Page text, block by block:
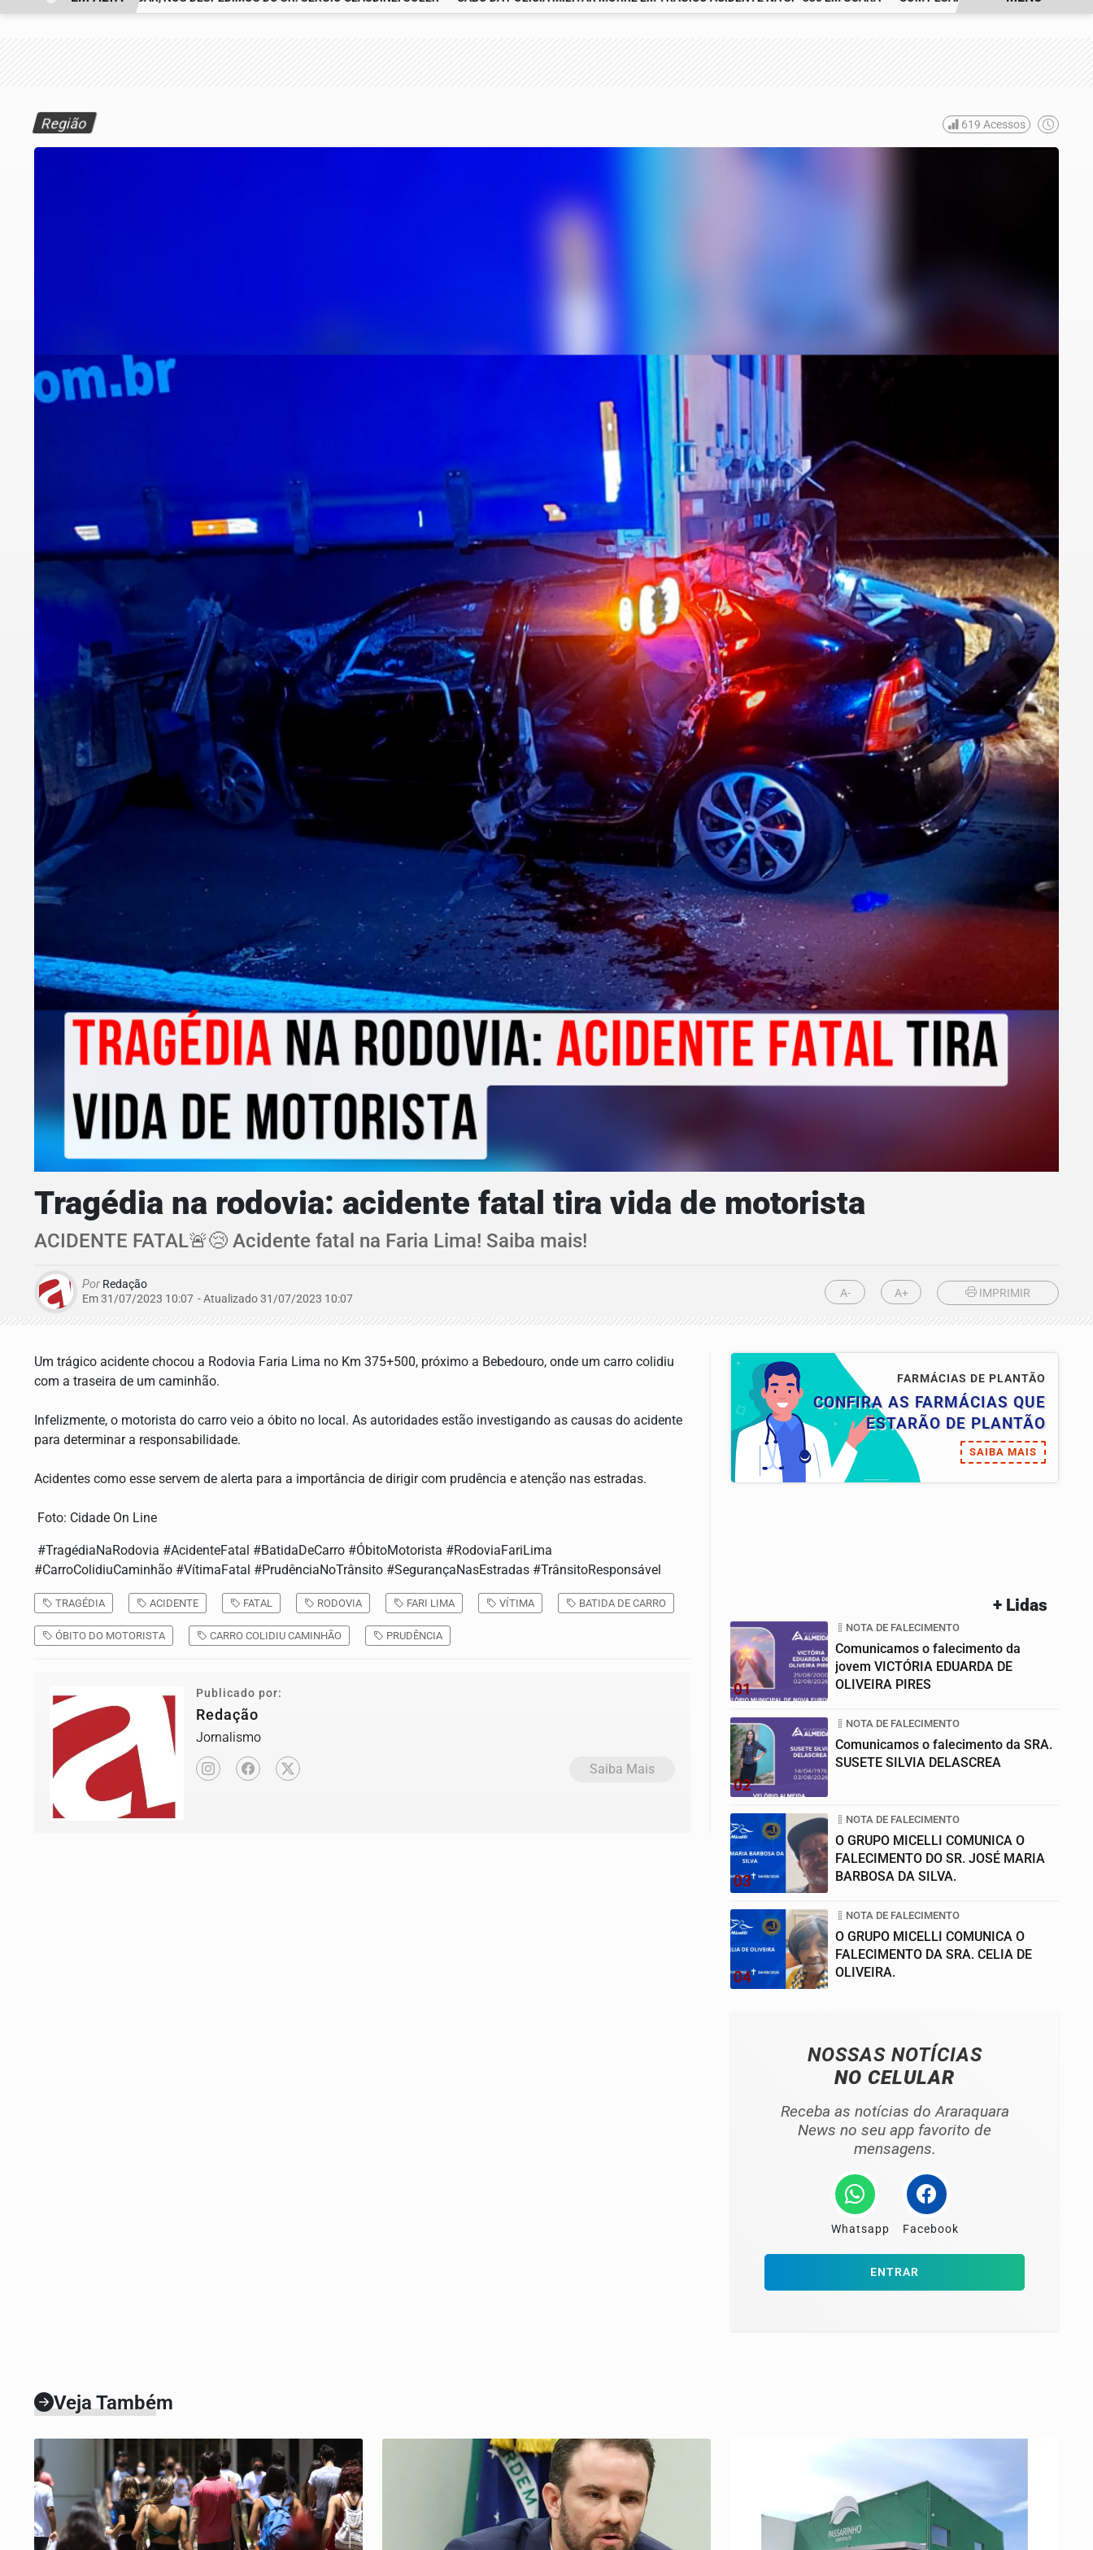
Região 619 Acessos
Tragédia na rodovia: acidente fatal tira vida de motorista
ACIDENTE FATAL🚨😢 Acidente fatal na Faria Lima! Saiba mais!
Por Redação
Em 31/07/2023 10:07 - Atualizado31/07/2023 10:07 A- A+ IMPRIMIR
Um trágico acidente chocou a Rodovia Faria Lima no Km 375+500, próximo a Bebedouro, onde um carro colidiu
com a traseira de um caminhão.
Infelizmente, o motorista do carro veio a óbito no local. As autoridades estão investigando as causas do acidente
para determinar a responsabilidade.
Acidentes como esse servem de alerta para a importância de dirigir com prudência e atenção nas estradas.
Foto: Cidade On Line
#TragédiaNaRodovia #AcidenteFatal #BatidaDeCarro #ÓbitoMotorista #RodoviaFariLima
#CarroColidiuCaminhão #VítimaFatal #PrudênciaNoTrânsito #SegurançaNasEstradas #TrânsitoResponsável
TRAGÉDIA ACIDENTE FATAL RODOVIA FARI LIMA VÍTIMA BATIDA DE CARRO
ÓBITO DO MOTORISTA CARRO COLIDIU CAMINHÃO PRUDÊNCIA
Publicado por:
Redação
Jornalismo
Saiba Mais
FARMÁCIAS DE PLANTÃO
CONFIRA AS FARMÁCIAS QUE
ESTARÃO DE PLANTÃO
SAIBA MAIS
+ Lidas
01
NOTA DE FALECIMENTO
Comunicamos o falecimento da
jovem VICTÓRIA EDUARDA DE
OLIVEIRA PIRES
02
NOTA DE FALECIMENTO
Comunicamos o falecimento da SRA.
SUSETE SILVIA DELASCREA
03
NOTA DE FALECIMENTO
O GRUPO MICELLI COMUNICA O
FALECIMENTO DO SR. JOSÉ MARIA
BARBOSA DA SILVA.
04
NOTA DE FALECIMENTO
O GRUPO MICELLI COMUNICA O
FALECIMENTO DA SRA. CELIA DE
OLIVEIRA.
NOSSAS NOTÍCIAS
NO CELULAR
Receba as notícias do Araraquara
News no seu app favorito de
mensagens.
Whatsapp Facebook
ENTRAR
Veja Também